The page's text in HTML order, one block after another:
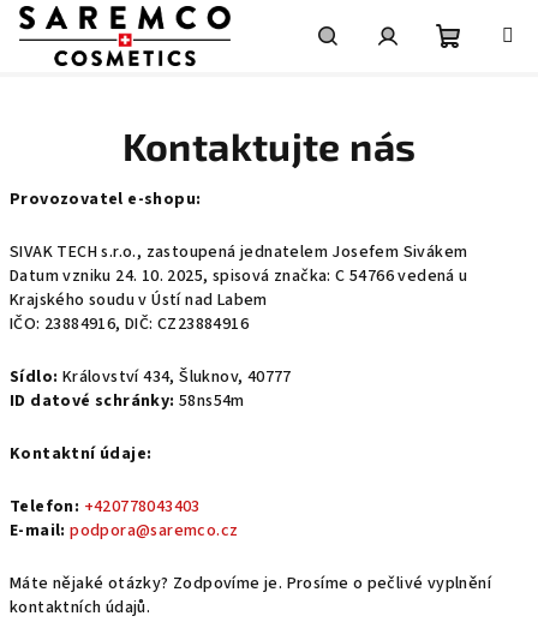
Přejít
Kontaktujte nás
Provozovatel e-shopu:
SIVAK TECH s.r.o., zastoupená jednatelem Josefem Sivákem
Datum vzniku 24. 10. 2025, spisová značka: C 54766 vedená u
Krajského soudu v Ústí nad Labem
IČO: 23884916, DIČ: CZ23884916
Sídlo: Království 434, Šluknov, 40777
ID datové schránky: 58ns54m
Kontaktní údaje:
Telefon: +420778043403
E-mail: podpora@saremco.cz
Máte nějaké otázky? Zodpovíme je. Prosíme o pečlivé vyplnění
kontaktních údajů.